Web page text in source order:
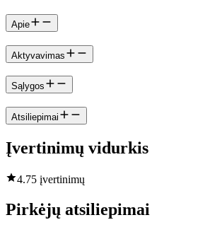
Apie
Aktyvavimas
Sąlygos
Atsiliepimai
Įvertinimų vidurkis
4.75 įvertinimų
Pirkėjų atsiliepimai